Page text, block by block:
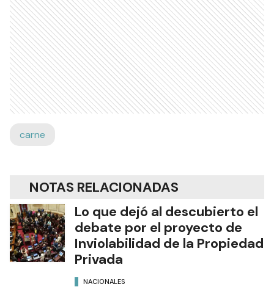
carne
NOTAS RELACIONADAS
Lo que dejó al descubierto el
debate por el proyecto de
Inviolabilidad de la Propiedad
Privada
NACIONALES